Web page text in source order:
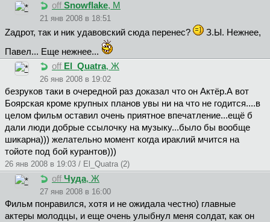
off Snowflake, М
21 янв 2008 в 18:51
Zaдpoт, так и ник удавовский сюда перенес?
З.Ы. Нежнее,
Павел... Еще нежнее...
off El_Quatra, Ж
26 янв 2008 в 19:02
безруков таки в очередной раз доказал что он Актёр.А вот
Боярская кроме крупных планов увы ни на что не годится....в
целом фильм оставил очень приятное впечатление...ещё б
дали люди добрые ссылочку на музыку...было бы вообще
шикарна))) желательно момент когда ираклий мчится на
тойоте под бой курантов)))
26 янв 2008 в 19:03 / El_Quatra (2)
off Чyдa, Ж
27 янв 2008 в 16:00
Фильм понравился, хотя и не ожидала честно) главные
актеры молодцы, и еще очень улыбнул меня солдат, как он